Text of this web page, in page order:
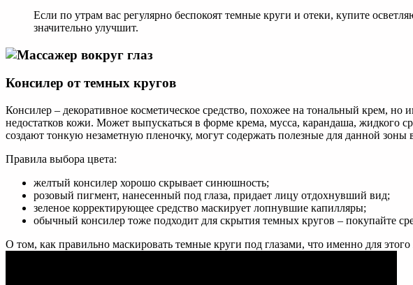
Если по утрам вас регулярно беспокоят темные круги и отеки, купите
значительно улучшит.
Консилер от темных кругов
Консилер – декоративное косметическое средство, похожее на тональный крем,
недостатков кожи. Может выпускаться в форме крема, мусса, карандаша, жидкого
создают тонкую незаметную пленочку, могут содержать полезные для данной зоны
Правила выбора цвета:
желтый консилер хорошо скрывает синюшность;
розовый пигмент, нанесенный под глаза, придает лицу отдохнувший вид;
зеленое корректирующее средство маскирует лопнувшие капилляры;
обычный консилер тоже подходит для скрытия темных кругов – покупайте
О том, как правильно маскировать темные круги под глазами, что именно для